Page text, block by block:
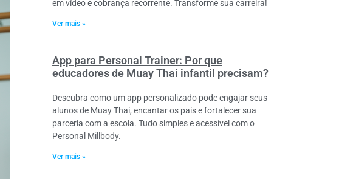
em vídeo e cobrança recorrente. Transforme sua carreira!
Ver mais »
App para Personal Trainer: Por que
educadores de Muay Thai infantil precisam?
Descubra como um app personalizado pode engajar seus
alunos de Muay Thai, encantar os pais e fortalecer sua
parceria com a escola. Tudo simples e acessível com o
Personal Millbody.
Ver mais »